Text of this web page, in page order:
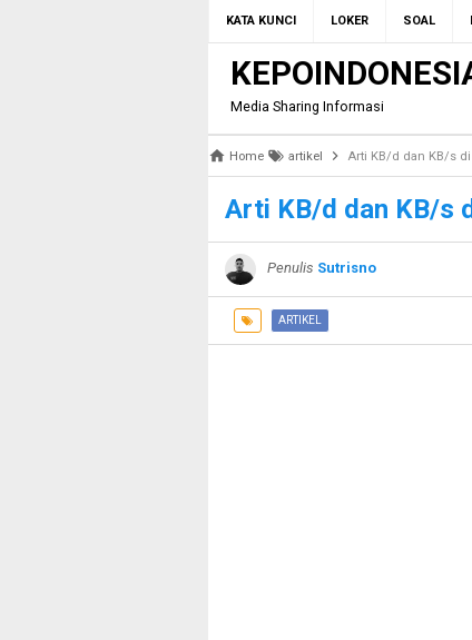
KATA KUNCI LOKER SOAL
Media Sharing Informasi
Home artikel Arti KB/d dan KB/s
Arti KB/d dan KB/s
Penulis Sutrisno
ARTIKEL